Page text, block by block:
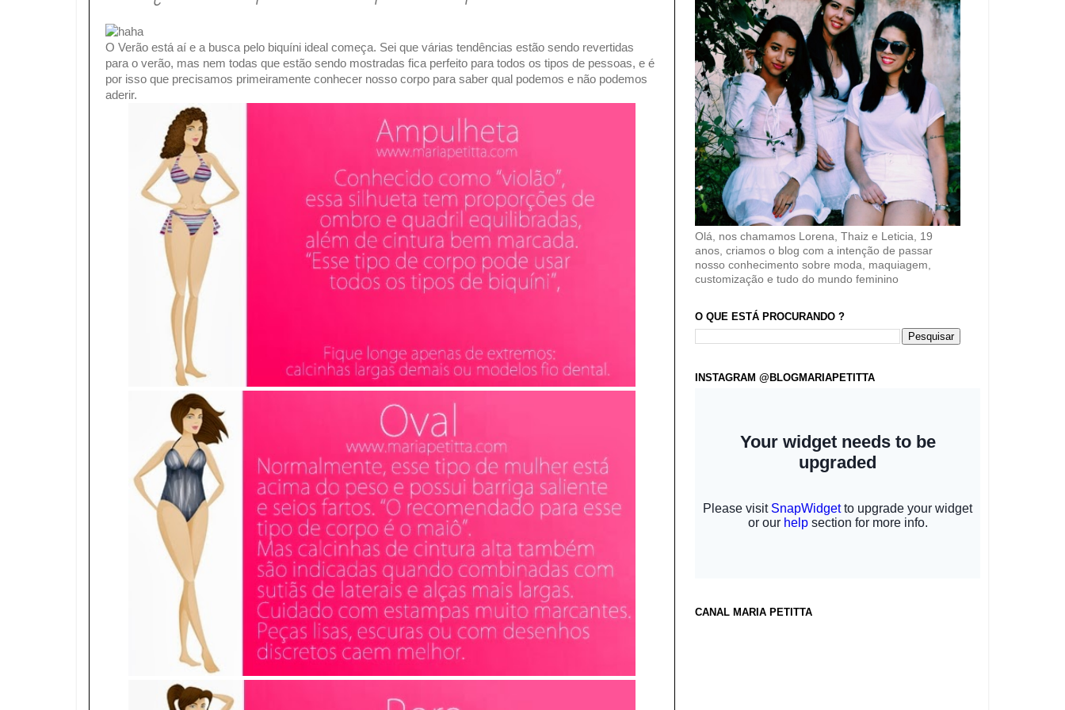
O Verão está aí e a busca pelo biquíni ideal começa. Sei que várias tendências estão sendo revertidas
para o verão, mas nem todas que estão sendo mostradas fica perfeito para todos os tipos de pessoas, e é
por isso que precisamos primeiramente conhecer nosso corpo para saber qual podemos e não podemos
aderir.
Olá, nos chamamos Lorena, Thaiz e Leticia, 19
anos, criamos o blog com a intenção de passar
nosso conhecimento sobre moda, maquiagem,
customização e tudo do mundo feminino
O QUE ESTÁ PROCURANDO ?
INSTAGRAM @BLOGMARIAPETITTA
CANAL MARIA PETITTA